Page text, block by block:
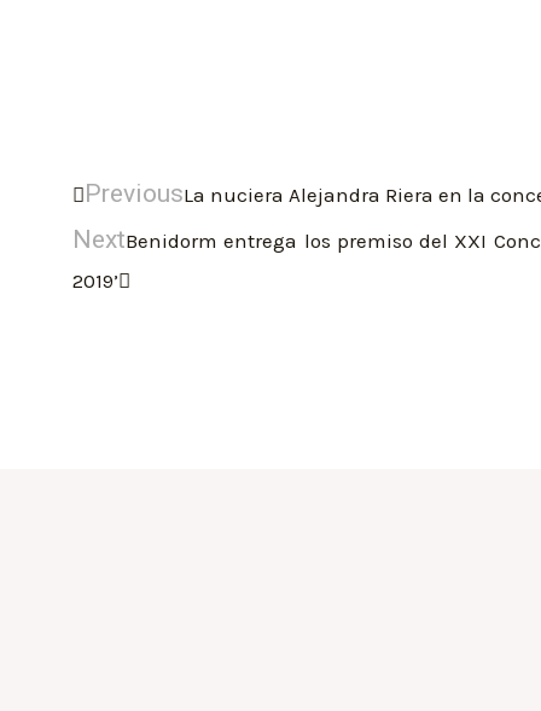
PreviousLa nuciera Alejandra Riera en la
NextBenidorm entrega los premiso del XXI
2019’